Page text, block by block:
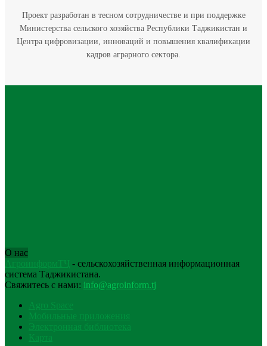
Проект разработан в тесном сотрудничестве и при поддержке
Министерства сельского хозяйства Республики Таджикистан и
Центра цифровизации, инноваций и повышения квалификации
кадров аграрного сектора.
О нас
АгроинформТҶ - сельскохозяйственная информационная
система Таджикистана.
Свяжитесь с нами: info@agroinform.tj
Agro Space
Мобильные приложения
Электронная библиотека
Карта